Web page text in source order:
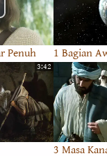
Penuh 1 Bagian
3:42
3 Masa